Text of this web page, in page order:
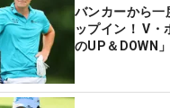
バンカーから一
ップイン！ V・
のUP＆DOWN